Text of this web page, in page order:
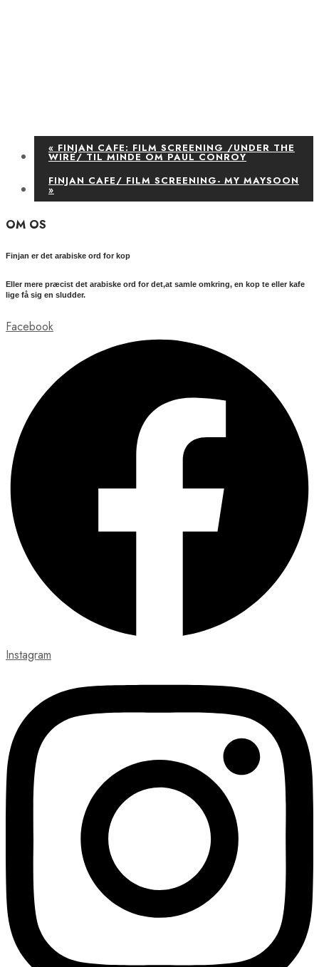
« FINJAN CAFE: FILM SCREENING /UNDER THE
WIRE/ TIL MINDE OM PAUL CONROY
FINJAN CAFE/ FILM SCREENING- MY MAYSOON
»
OM OS
Finjan er det arabiske ord for kop
Eller mere præcist det arabiske ord for det,at samle omkring, en kop te eller kafe
lige få sig en sludder.
Facebook
Instagram